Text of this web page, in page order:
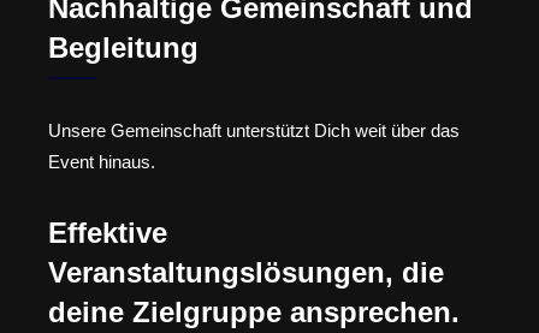
Nachhaltige Gemeinschaft und
Begleitung
Unsere Gemeinschaft unterstützt Dich weit über das
Event hinaus.
Effektive
Veranstaltungslösungen, die
deine Zielgruppe ansprechen.